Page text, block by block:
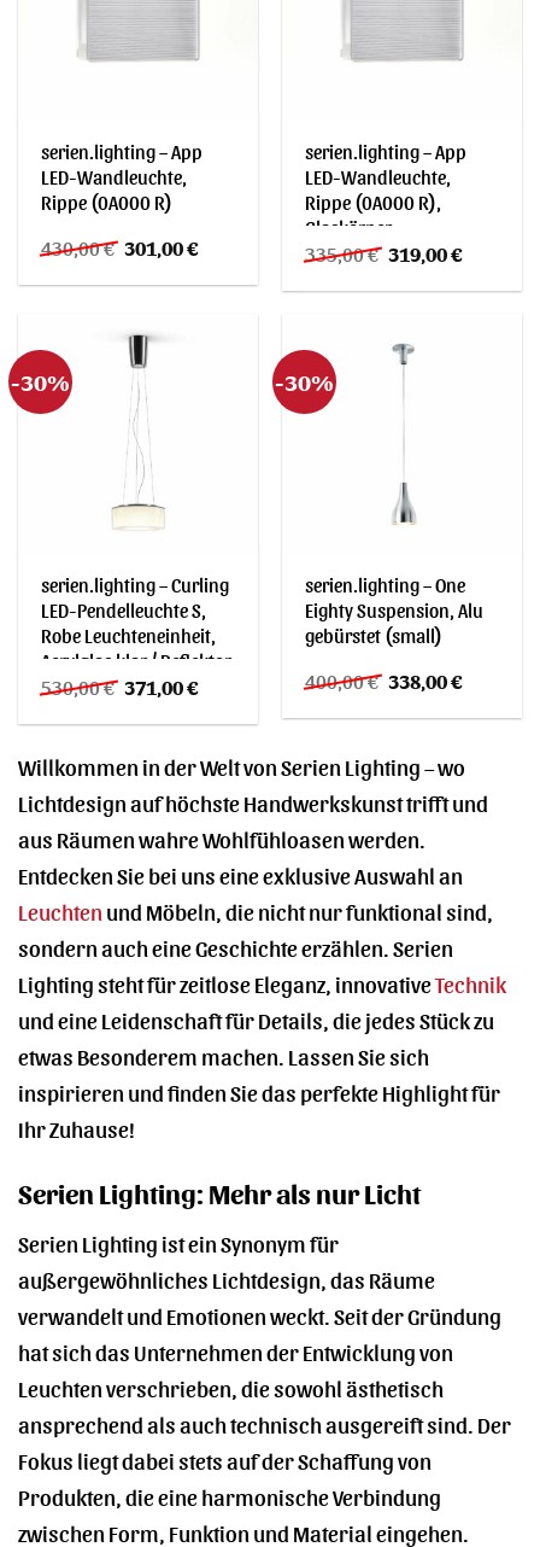
serien.lighting – App
LED-Wandleuchte,
Rippe (0A000 R)
430,00€ Ursprünglicher
Preis
war:
301,00€Aktueller
ist:
serien.lighting – App
LED-Wandleuchte,
Rippe (0A000 R),
Glaskörper
335,00€ Ursprünglicher
Preis
war:
319,00€Aktueller
ist:
-30%
serien.lighting – Curling
LED-Pendelleuchte S,
Robe Leuchteneinheit,
Acrylglas klar / Reflektor
zylindrisch
530,00€ Ursprünglicher
Preis
war:
371,00€Aktueller
ist:
-30%
serien.lighting – One
Eighty Suspension, Alu
gebürstet (small)
400,00€ Ursprünglicher
Preis
war:
338,00€Aktueller
ist:
Willkommen in der Welt von Serien Lighting – wo
Lichtdesign auf höchste Handwerkskunst trifft und
aus Räumen wahre Wohlfühloasen werden.
Entdecken Sie bei uns eine exklusive Auswahl an
Leuchten und Möbeln, die nicht nur funktional sind,
sondern auch eine Geschichte erzählen. Serien
Lighting steht für zeitlose Eleganz, innovativeTechnik
und eine Leidenschaft für Details, die jedes Stück zu
etwas Besonderem machen. Lassen Sie sich
inspirieren und finden Sie das perfekte Highlight für
Ihr Zuhause!
Serien Lighting: Mehr als nur Licht
Serien Lighting ist ein Synonym für
außergewöhnliches Lichtdesign, das Räume
verwandelt und Emotionen weckt. Seit der Gründung
hat sich das Unternehmen der Entwicklung von
Leuchten verschrieben, die sowohl ästhetisch
ansprechend als auch technisch ausgereift sind. Der
Fokus liegt dabei stets auf der Schaffung von
Produkten, die eine harmonische Verbindung
zwischen Form, Funktion und Material eingehen.